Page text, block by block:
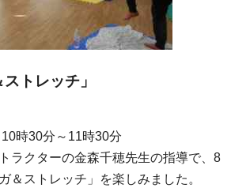
トレッチ」
時30分～11時30分
ラクターの金森千穂先生の指導で、8
＆ストレッチ」を楽しみました。